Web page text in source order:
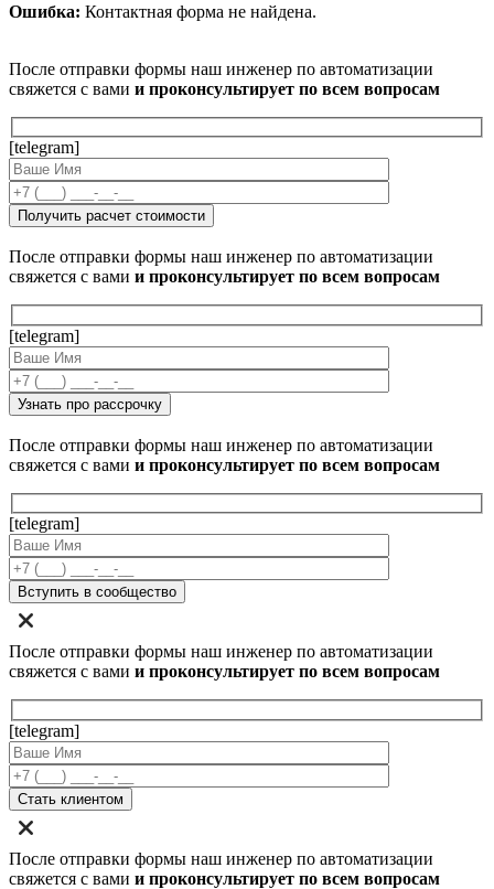
Ошибка: Контактная форма не найдена.
После отправки формы наш инженер по автоматизации
свяжется с вами и проконсультирует по всем вопросам
[telegram]
После отправки формы наш инженер по автоматизации
свяжется с вами и проконсультирует по всем вопросам
[telegram]
После отправки формы наш инженер по автоматизации
свяжется с вами и проконсультирует по всем вопросам
[telegram]
После отправки формы наш инженер по автоматизации
свяжется с вами и проконсультирует по всем вопросам
[telegram]
После отправки формы наш инженер по автоматизации
свяжется с вами и проконсультирует по всем вопросам